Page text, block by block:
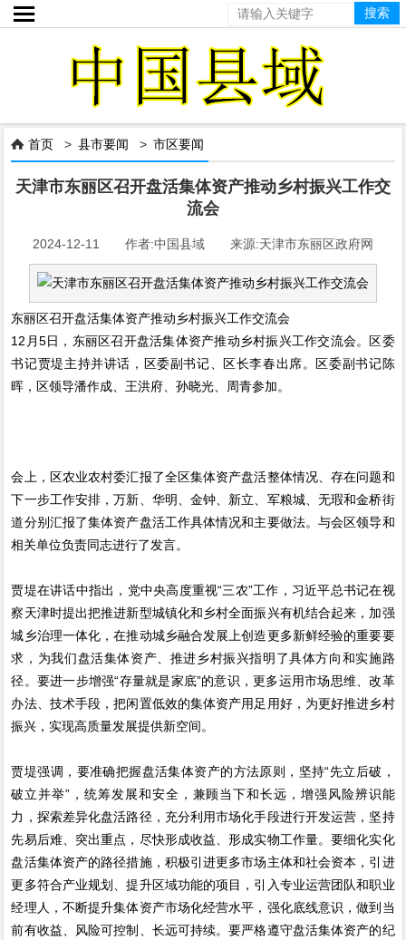

 首页 >县市要闻 >市区要闻
天津市东丽区召开盘活集体资产推动乡村振兴工作交
流会
2024-12-11 作者:中国县域 来源:天津市东丽区政府网
东丽区召开盘活集体资产推动乡村振兴工作交流会
12月5日，东丽区召开盘活集体资产推动乡村振兴工作交流会。区委
书记贾堤主持并讲话，区委副书记、区长李春出席。区委副书记陈
晖，区领导潘作成、王洪府、孙晓光、周青参加。
会上，区农业农村委汇报了全区集体资产盘活整体情况、存在问题和
下一步工作安排，万新、华明、金钟、新立、军粮城、无瑕和金桥街
道分别汇报了集体资产盘活工作具体情况和主要做法。与会区领导和
相关单位负责同志进行了发言。
贾堤在讲话中指出，党中央高度重视“三农”工作，习近平总书记在视
察天津时提出把推进新型城镇化和乡村全面振兴有机结合起来，加强
城乡治理一体化，在推动城乡融合发展上创造更多新鲜经验的重要要
求，为我们盘活集体资产、推进乡村振兴指明了具体方向和实施路
径。要进一步增强“存量就是家底”的意识，更多运用市场思维、改革
办法、技术手段，把闲置低效的集体资产用足用好，为更好推进乡村
振兴，实现高质量发展提供新空间。
贾堤强调，要准确把握盘活集体资产的方法原则，坚持“先立后破，
破立并举”，统筹发展和安全，兼顾当下和长远，增强风险辨识能
力，探索差异化盘活路径，充分利用市场化手段进行开发运营，坚持
先易后难、突出重点，尽快形成收益、形成实物工作量。要细化实化
盘活集体资产的路径措施，积极引进更多市场主体和社会资本，引进
更多符合产业规划、提升区域功能的项目，引入专业运营团队和职业
经理人，不断提升集体资产市场化经营水平，强化底线意识，做到当
前有收益、风险可控制、长远可持续。要严格遵守盘活集体资产的纪